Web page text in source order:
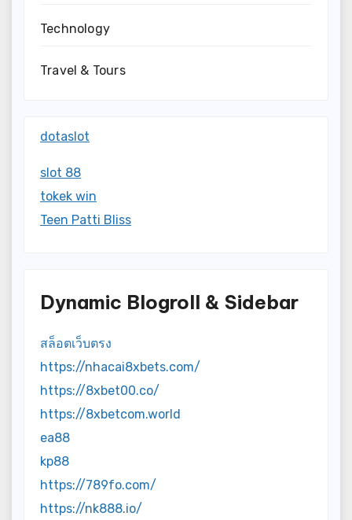
Technology
Travel & Tours
dotaslot
slot 88
tokek win
Teen Patti Bliss
Dynamic Blogroll & Sidebar
สล็อตเว็บตรง
https://nhacai8xbets.com/
https://8xbet00.co/
https://8xbetcom.world
ea88
kp88
https://789fo.com/
https://nk888.io/